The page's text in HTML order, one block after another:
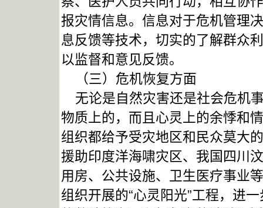
报灾情信息。信息对于危机管理
息反馈等技术，切实的了解群众
以监督和意见反馈。
（三）危机恢复方面
无论是自然灾害还是社会危机
物质上的，而且心灵上的余悸和
组织都给予受灾地区和民众莫大
援助印度洋海啸灾区、我国四川
用房、公共设施、卫生医疗事业
组织开展的“心灵阳光”工程，进